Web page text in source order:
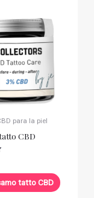
para la piel
CBD
tatto CBD